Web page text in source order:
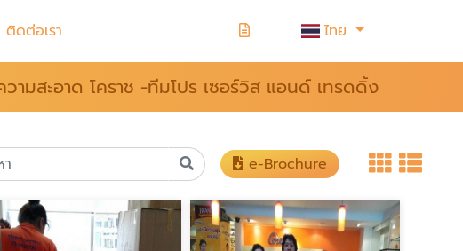
ติดต่อเรา ไทย
วามสะอาด โคราช -ทีมโปร เซอร์วิส แอนด์ เทรดดิ้ง
e-Brochure